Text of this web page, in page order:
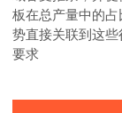
板在总产量中的
势直接关联到这
要求